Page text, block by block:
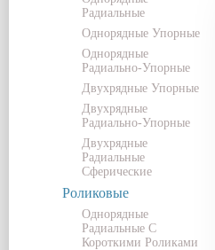
Радиальные
Однорядные Упорные
Однорядные
Радиально-Упорные
Двухрядные Упорные
Двухрядные
Радиально-Упорные
Двухрядные
Радиальные
Сферические
Роликовые
Однорядные
Радиальные С
Короткими Роликами